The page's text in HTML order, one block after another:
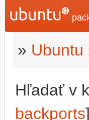
» Ubuntu
Hľadať v
backports